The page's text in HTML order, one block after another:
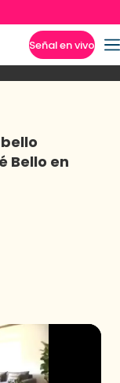
Señal en vivo
anteriores
Bello en